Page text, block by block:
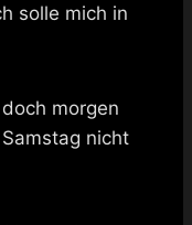
solle mich in
morgen
nicht